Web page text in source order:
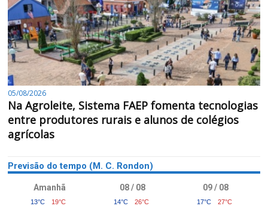
05/08/2026
Na Agroleite, Sistema FAEP fomenta tecnologias
entre produtores rurais e alunos de colégios
agrícolas
Previsão do tempo (M. C. Rondon)
Amanhã
13°C 19°C
08 / 08
14°C 26°C
09 / 08
17°C 27°C